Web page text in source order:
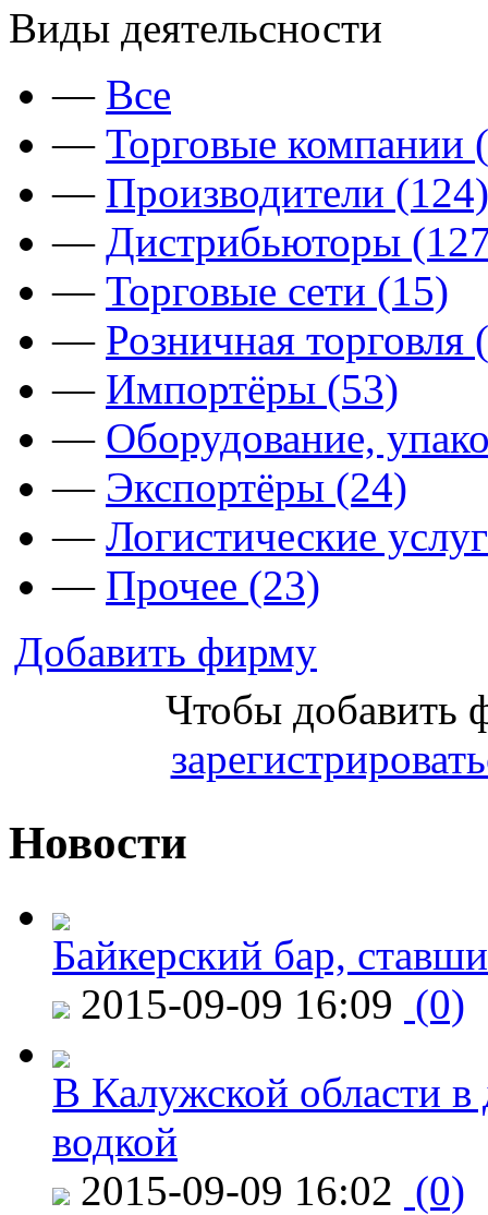
Виды деятельсности
— Все
— Торговые компании
— Производители (124)
— Дистрибьюторы
— Торговые сети (15)
— Розничная торговля
— Импортёры (53)
— Оборудование,
— Экспортёры (24)
— Логистические
— Прочее (23)
Добавить фирму
Чтобы добавить
Новости
Байкерский бар,
2015-09-09 16:09 (0)
В Калужской области в
водкой
2015-09-09 16:02 (0)